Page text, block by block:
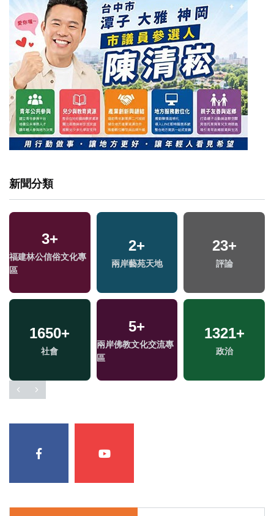
新聞分類
3+
福建林公信俗文化專
區
2+
兩岸藝苑天地
23+
評論
1650+
社會
5+
兩岸佛教文化交流專
區
1321+
政治